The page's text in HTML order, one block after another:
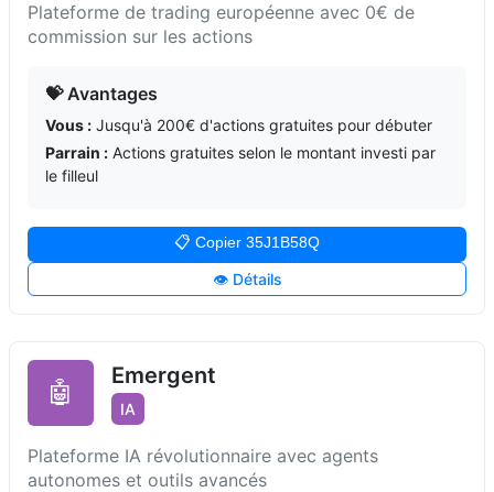
Plateforme de trading européenne avec 0€ de
commission sur les actions
💝 Avantages
Vous : Jusqu'à 200€ d'actions gratuites pour débuter
Parrain : Actions gratuites selon le montant investi par
le filleul
📋 Copier 35J1B58Q
👁️ Détails
🤖
Emergent
IA
Plateforme IA révolutionnaire avec agents
autonomes et outils avancés